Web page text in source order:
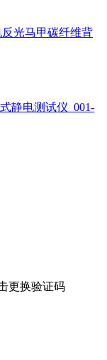
光马甲碳纤维背
静电测试仪_001-